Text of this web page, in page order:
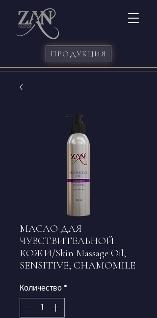
ПРОДУКЦИЯ
МАСЛО ДЛЯ
ЧУВСТВИТЕЛЬНОЙ
КОЖИ/Skin Massage Oil,
SENSITIVE, CHAMOMILE
Количество *